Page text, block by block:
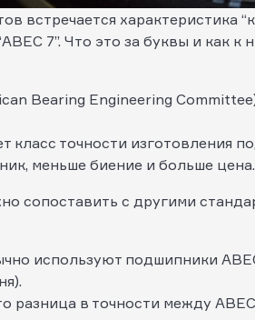
встречается характеристика
7”. Что это за буквы и как
Bearing Engineering
класс точности изготовления
меньше биение и больше
сопоставить с другими
используют подшипники
разница в точности между